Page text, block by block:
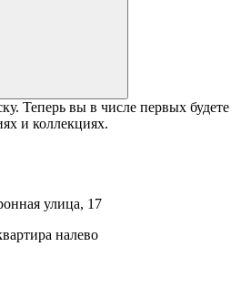
Теперь вы в числе первых будете
и коллекциях.
улица, 17
налево